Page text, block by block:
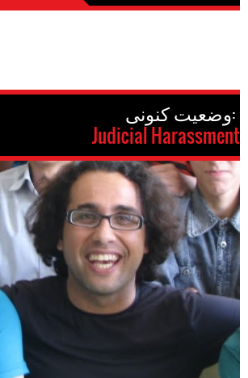
وضعیت کنونی:
Judicial Harassment